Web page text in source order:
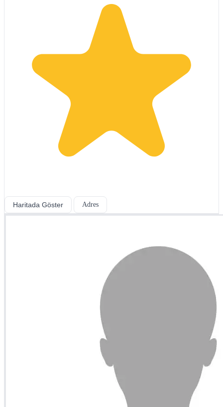
Haritada Göster Adres